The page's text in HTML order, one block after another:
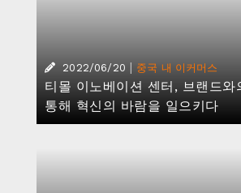
2022/06/20 | 중국 내 이커머스
티몰 이노베이션 센터, 브랜드와
통해 혁신의 바람을 일으키다